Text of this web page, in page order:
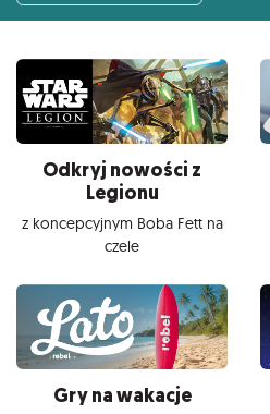
Odkryj nowości z
Legionu
z koncepcyjnym Boba Fett na
czele
Gry na wakacje